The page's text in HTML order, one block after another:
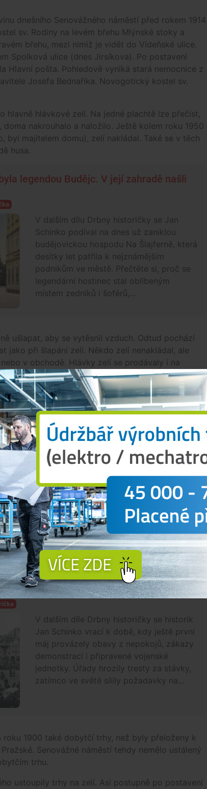
dnešního Senovážného náměstí před rokem 1914
sv. Rodiny na levém břehu Mlýnské stoky a
břehu, mezi nimiž je vidět do Vídeňské ulice.
Spolková ulice (dnes Jirsíkova). Po postavení
Hlavní pošta. Pohledově vyniká stará nemocnice z
Josefa Bednaříka. Novogotický kostel sv.
hlavně hlávkové zelí. Na jedné plachtě lze přečíst,
nakrouhalo a naložilo. Ještě kolem roku 1950
byl majitelem domu), zelí nakládal. Také se v těch
husa.
legendou Budějc. V její zahradě našli
V dalším dílu Drbny historičky se Jan
Schinko podíval na dnes už zaniklou
budějovickou hospodu Na Šlajferně, která
desítky let patřila k nejznámějším
podnikům ve městě. Přečtěte si, proč se
legendární hostinec stal oblíbeným
místem zedníků i šoférů,...
ušlapat, aby se vytěsnil vzduch. Odtud pochází
jako při šlapání zelí. Někdo zelí nenakládal, ale
v obchodě. Hlávky zelí se prodávaly i na
věží. Tradovala se příhoda se zelím právě zpod
a nadával německy, že jsou špatné. Slyšely
se omluvil a dal 10 Kč na Matici školskou. Dal.
a velikosti bednění vozíků, kár, dvoukoláků apod.
kdy bylo ve městě asi pět automobilů a po válce
majetek. Kdo měl dvoukolák, mohl poskytovat
pytle, prostě cokoli uvezl. Mlékařkám pomáhal
vesnic. Movitým majetkem byl kůň a
jiný čas. Např. městská elektrárna začala dodávat
centrum se začala dláždit až po roce 1924.
než v kamenném obchodě. Sedlák přijel s koňmi
překupníka a obchodníka. Platil jen trhový poplatek.
k manifestacím. Jak se rodil první máj v
V dalším díle Drbny historičky se historik
Jan Schinko vrací k době, kdy ještě první
máj provázely obavy z nepokojů, zákazy
demonstrací i připravené vojenské
jednotky. Úřady hrozily tresty za stávky,
zatímco ve světě sílily požadavky na...
roku 1900 také dobytčí trhy, než byly přeloženy k
Senovážné náměstí tehdy nemělo ustálený
trhu.
ustoupily trhy na zelí. Asi postupně po postavení